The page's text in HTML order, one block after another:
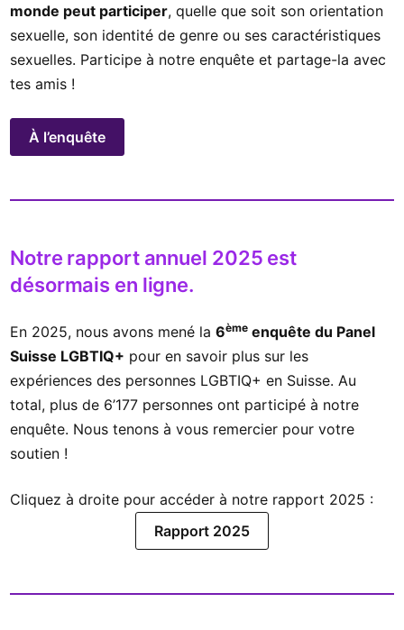
monde peut participer, quelle que soit son orientation
sexuelle, son identité de genre ou ses caractéristiques
sexuelles. Participe à notre enquête et partage-la avec
tes amis !
À l’enquête
Notre rapport annuel 2025 est
désormais en ligne.
En 2025, nous avons mené la 6ème enquête du Panel
Suisse LGBTIQ+ pour en savoir plus sur les
expériences des personnes LGBTIQ+ en Suisse. Au
total, plus de 6’177 personnes ont participé à notre
enquête. Nous tenons à vous remercier pour votre
soutien !
Cliquez à droite pour accéder à notre rapport 2025 :
Rapport 2025